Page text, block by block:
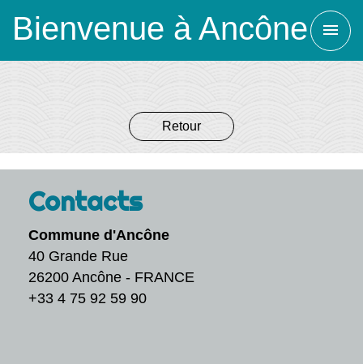
Bienvenue à Ancône menu
Retour
Contacts
Commune d'Ancône
40 Grande Rue
26200 Ancône - FRANCE
+33 4 75 92 59 90